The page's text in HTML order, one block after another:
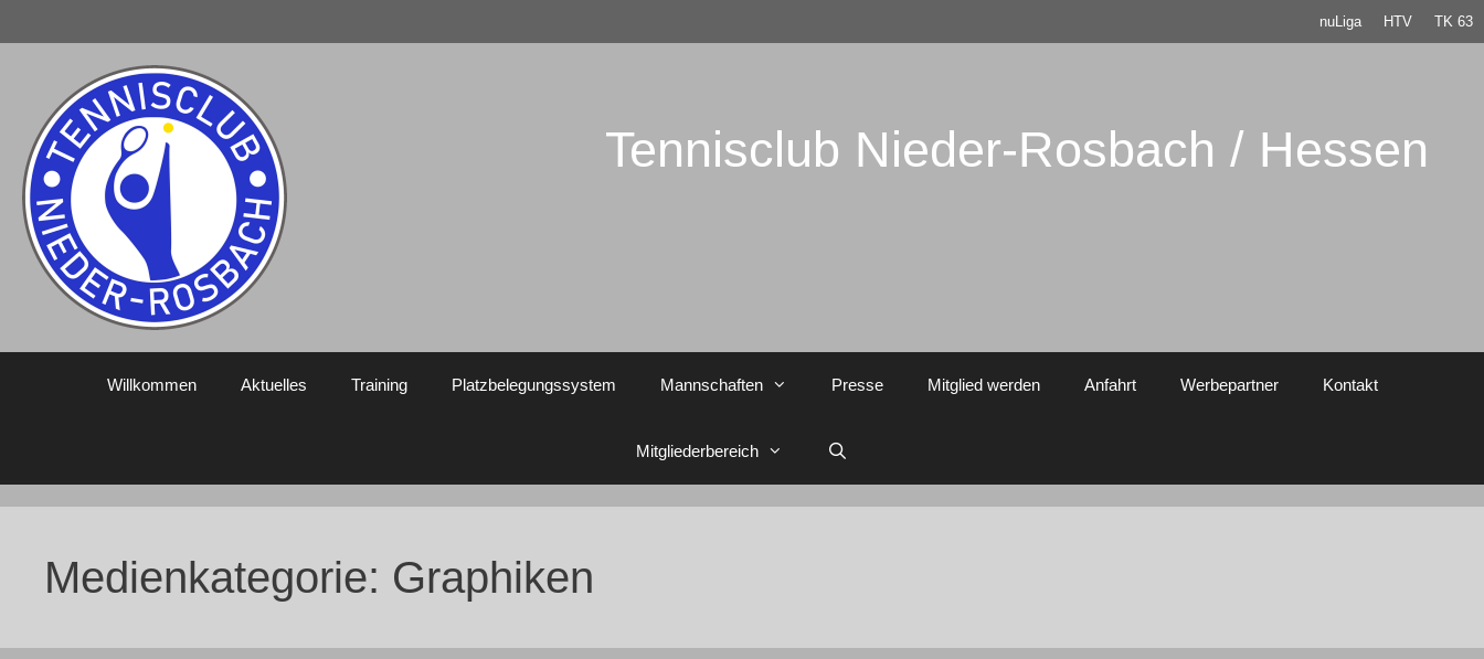
Inhalt
nuLiga HTV TK 63
Tennisclub Nieder-Rosbach / Hessen
Willkommen Aktuelles Training Platzbelegungssystem Mannschaften Presse Mitglied werden Anfahrt Werbepartner Kontakt
Mitgliederbereich
Medienkategorie: Graphiken